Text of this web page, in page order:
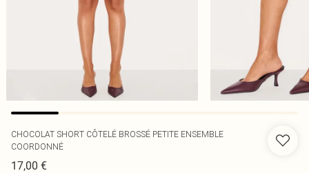
CHOCOLAT SHORT CÔTELÉ BROSSÉ PETITE ENSEMBLE
COORDONNÉ
17,00 €